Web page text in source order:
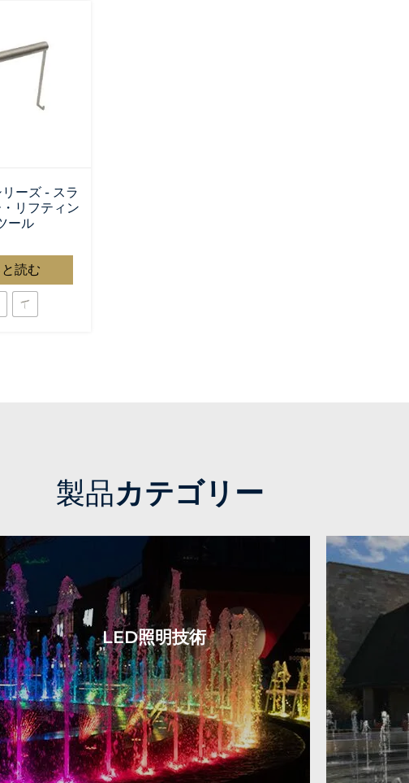
ーズ - スラ
リフティン
ール
読む
製品カテゴリー
LED照明技術